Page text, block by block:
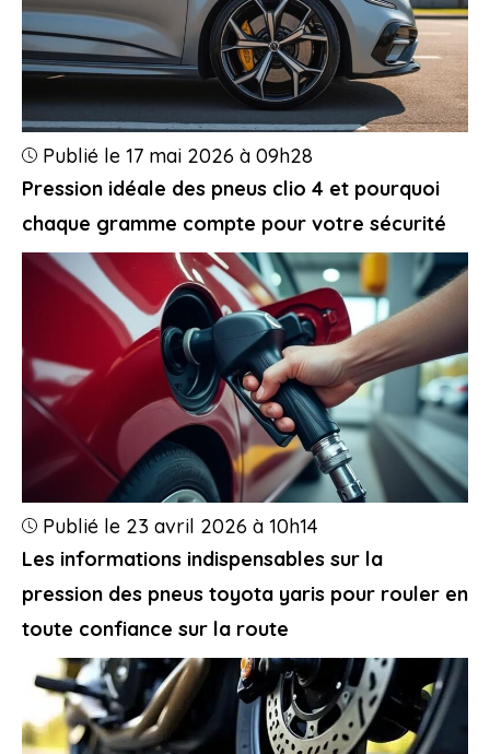
Pression idéale des pneus clio 4 et pourquoi
chaque gramme compte pour votre sécurité
Publié le 17 mai 2026 à 09h28
Les informations indispensables sur la
pression des pneus toyota yaris pour rouler en
toute confiance sur la route
Publié le 23 avril 2026 à 10h14